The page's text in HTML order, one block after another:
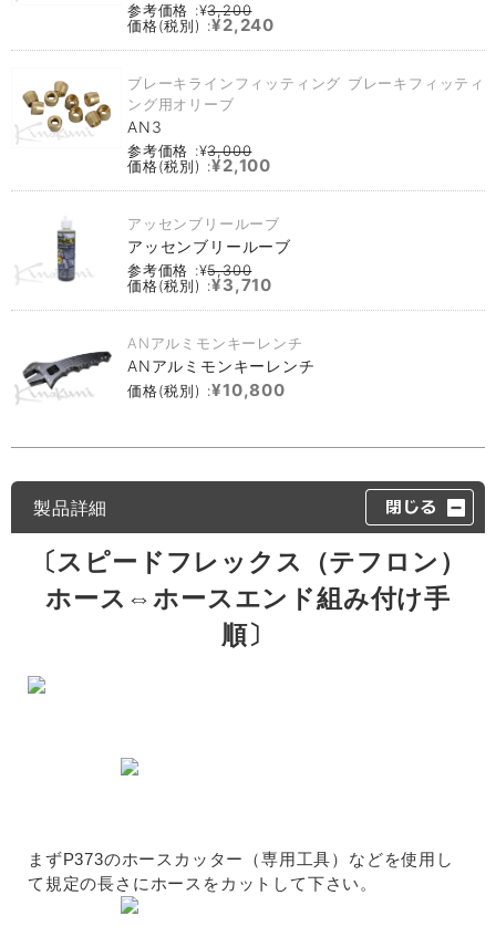
参考価格 :¥3,200
価格(税別) :¥2,240
ブレーキラインフィッティング ブレーキフィッティ
ング用オリーブ
AN3
参考価格 :¥3,000
価格(税別) :¥2,100
アッセンブリールーブ
アッセンブリールーブ
参考価格 :¥5,300
価格(税別) :¥3,710
ANアルミモンキーレンチ
ANアルミモンキーレンチ
価格(税別) :¥10,800
製品詳細
〔スピードフレックス（テフロン）
ホース⇔ホースエンド組み付け手
順〕
まずP373のホースカッター（専用工具）などを使用し
て規定の長さにホースをカットして下さい。